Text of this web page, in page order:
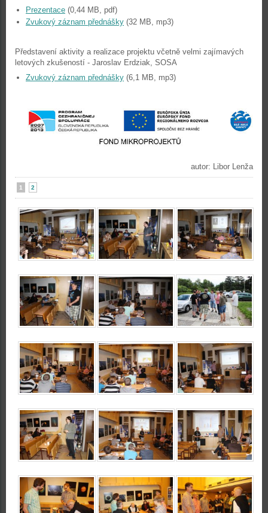
Prezentace (0,44 MB, pdf)
Zvukový záznam přednášky (32 MB, mp3)
Představení aktivity a realizace projektu včetně velmi zajímavých
letových zkušeností - Jaroslav Erdziak, SOSA
Zvukový záznam přednášky (6,1 MB, mp3)
autor: Libor Lenža
1 2